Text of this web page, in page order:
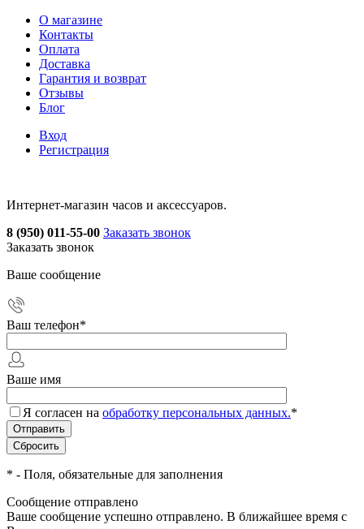
О магазине
Контакты
Оплата
Доставка
Гарантия и возврат
Отзывы
Блог
Вход
Регистрация
Интернет-магазин часов и аксессуаров.
8 (950) 011-55-00 Заказать звонок
Заказать звонок
Ваше сообщение
Ваш телефон*
Ваше имя
Я согласен на обработку персональных данных.*
* - Поля, обязательные для заполнения
Сообщение отправлено
Ваше сообщение успешно отправлено. В ближайшее время с